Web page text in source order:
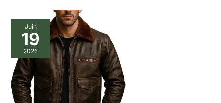
Juin
19
2026